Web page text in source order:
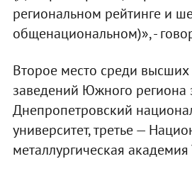
региональном рейтинге и
общенациональном)», -
Второе место среди
заведений Южного региона
Днепропетровский
университет, третье —
металлургическая